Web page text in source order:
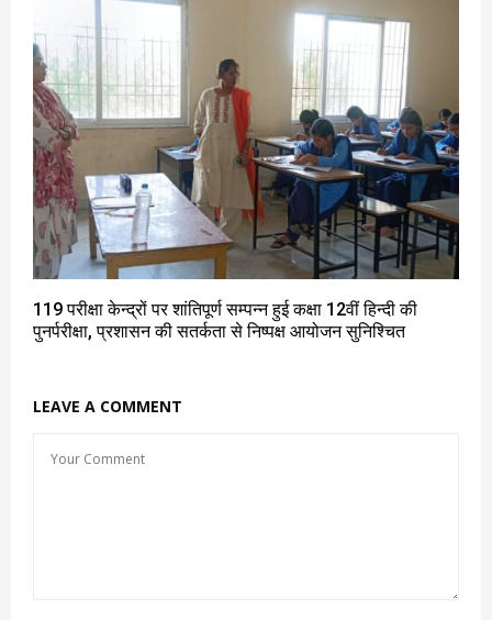
119 परीक्षा केन्द्रों पर शांतिपूर्ण सम्पन्न हुई कक्षा 12वीं हिन्दी की
पुनर्परीक्षा, प्रशासन की सतर्कता से निष्पक्ष आयोजन सुनिश्चित
LEAVE A COMMENT